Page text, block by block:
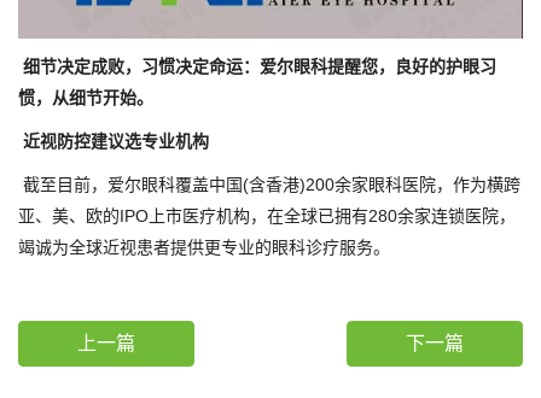
细节决定成败，习惯决定命运：爱尔眼科提醒您，良好的护眼习
惯，从细节开始。
近视防控建议选专业机构
截至目前，爱尔眼科覆盖中国(含香港)200余家眼科医院，作为横跨
亚、美、欧的IPO上市医疗机构，在全球已拥有280余家连锁医院，
竭诚为全球近视患者提供更专业的眼科诊疗服务。
上一篇 下一篇